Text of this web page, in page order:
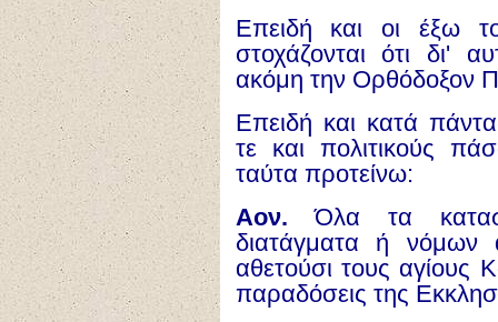
Επειδή και οι έξω
στοχάζονται ότι δι'
ακόμη την Ορθόδοξον
Επειδή και κατά
τε και πολιτικούς
ταύτα προτείνω:
Αον. Όλα τα
διατάγματα ή νόμων
αθετούσι τους αγίους
παραδόσεις της